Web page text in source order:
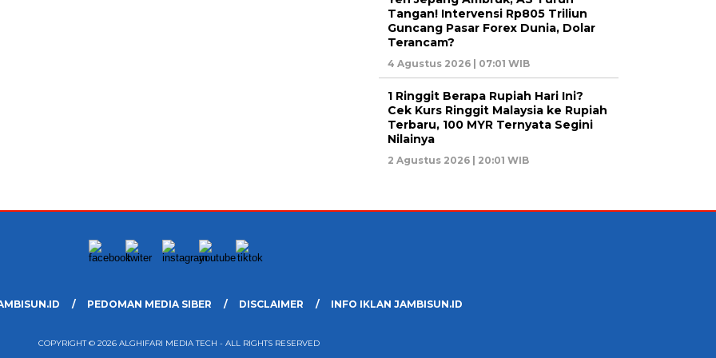
Tangan! Intervensi Rp805 Triliun
Guncang Pasar Forex Dunia, Dolar
Terancam?
4 Agustus 2026 | 07:01 WIB
1 Ringgit Berapa Rupiah Hari Ini?
Cek Kurs Ringgit Malaysia ke Rupiah
Terbaru, 100 MYR Ternyata Segini
Nilainya
2 Agustus 2026 | 20:01 WIB
PEDOMAN MEDIA SIBER DISCLAIMER INFO IKLAN JAMBISUN.ID
COPYRIGHT © 2026 ALGHIFARI MEDIA TECH - ALL RIGHTS RESERVED